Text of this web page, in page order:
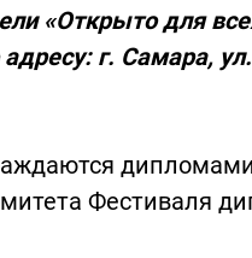
«Открыто для
г. Самара,
Фестиваля